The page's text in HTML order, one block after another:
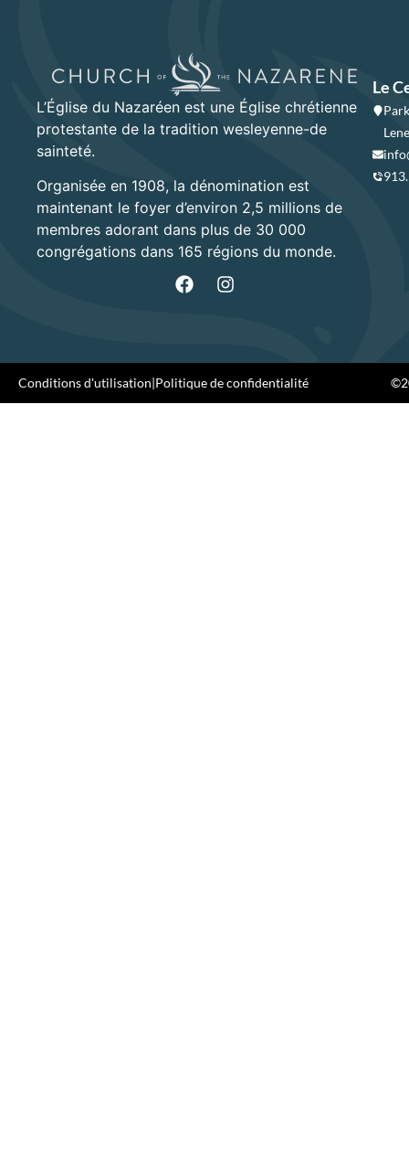
L’Église du Nazaréen est une Église chrétienne
protestante de la tradition wesleyenne-de
sainteté.
Organisée en 1908, la dénomination est
maintenant le foyer d’environ 2,5 millions de
membres adorant dans plus de 30 000
congrégations dans 165 régions du monde.
Le
Conditions d'utilisation|Politique de confidentialité